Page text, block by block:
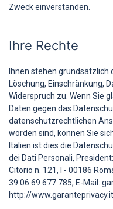
Zweck einverstanden.
Ihre Rechte
Ihnen stehen
Löschung, Einschränkung,
Widerspruch zu. Wenn Sie
Daten gegen das
datenschutzrechtlichen
worden sind, können Sie
Italien ist dies die
dei Dati Personali,
Citorio n. 121, I - 00186
39 06 69 677.785, E-Mail:
http://